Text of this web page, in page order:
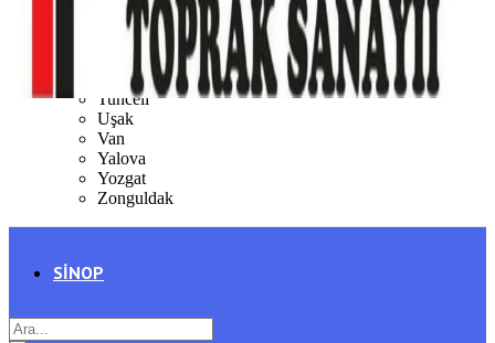
Şırnak
Tekirdağ
Tokat
Trabzon
Tunceli
Uşak
Van
Yalova
Yozgat
Zonguldak
SINOP